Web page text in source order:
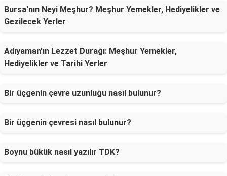
Bursa'nın Neyi Meşhur? Meşhur Yemekler, Hediyelikler ve
Gezilecek Yerler
Adıyaman'ın Lezzet Durağı: Meşhur Yemekler,
Hediyelikler ve Tarihi Yerler
Bir üçgenin çevre uzunluğu nasıl bulunur?
Bir üçgenin çevresi nasıl bulunur?
Boynu bükük nasıl yazılır TDK?